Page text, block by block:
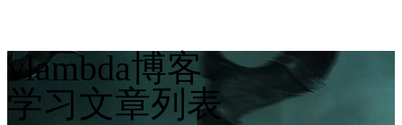
vlambda博客
学习文章列表